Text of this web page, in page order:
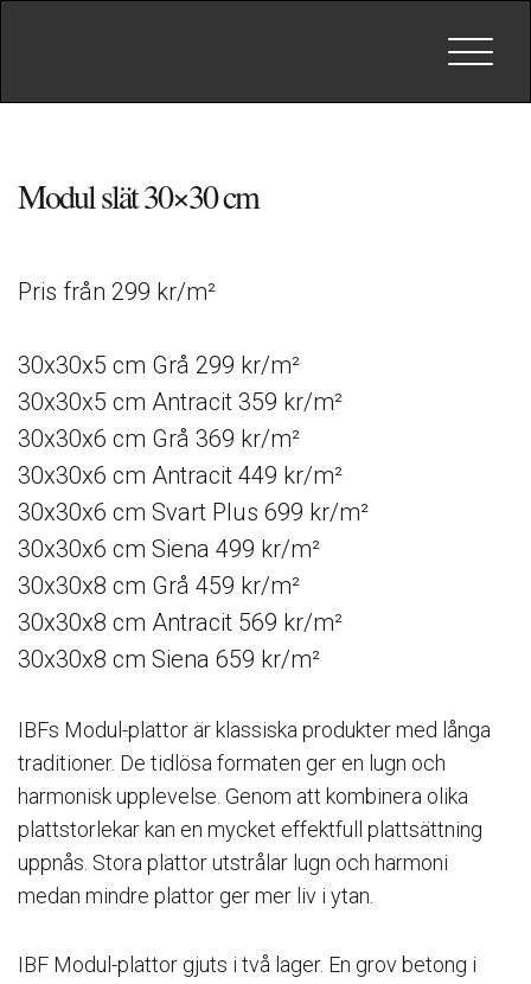
Toggle
Modul slät 30×30 cm
Pris från 299 kr/m²
30x30x5 cm Grå 299 kr/m²
30x30x5 cm Antracit 359 kr/m²
30x30x6 cm Grå 369 kr/m²
30x30x6 cm Antracit 449 kr/m²
30x30x6 cm Svart Plus 699 kr/m²
30x30x6 cm Siena 499 kr/m²
30x30x8 cm Grå 459 kr/m²
30x30x8 cm Antracit 569 kr/m²
30x30x8 cm Siena 659 kr/m²
IBFs Modul-plattor är klassiska produkter med långa
traditioner. De tidlösa formaten ger en lugn och
harmonisk upplevelse. Genom att kombinera olika
plattstorlekar kan en mycket effektfull plattsättning
uppnås. Stora plattor utstrålar lugn och harmoni
medan mindre plattor ger mer liv i ytan.
IBF Modul-plattor gjuts i två lager. En grov betong i